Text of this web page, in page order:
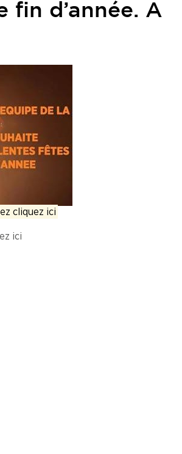
fin d’année. A
cliquez ici
ici